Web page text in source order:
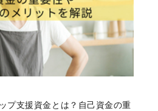
プ支援資金とは？自己資金の重